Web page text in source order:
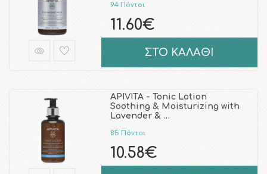
94 Πόντοι
11.60€
ΣΤΟ ΚΑΛΑΘΙ
APIVITA - Tonic Lotion
Soothing & Moisturizing with
Lavender & …
85 Πόντοι
10.58€